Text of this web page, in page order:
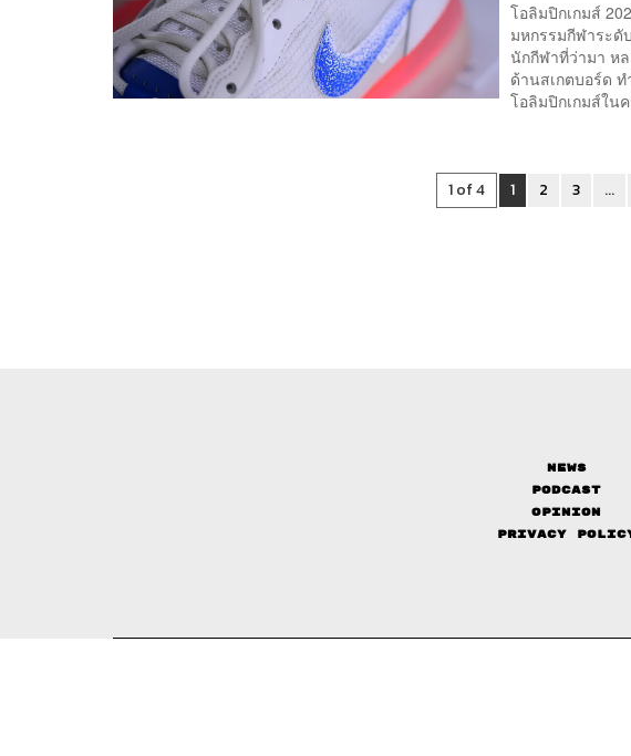
โอลิมปิกเกมส์
มหกรรมกีฬาระ
นักกีฬาที่ว่ามา ห
ด้านสเกตบอร์ด ท
โอลิมปิกเกมส์ใน
1 of 4 1 2 3 ...
News
Podcast
Opinion
Privacy